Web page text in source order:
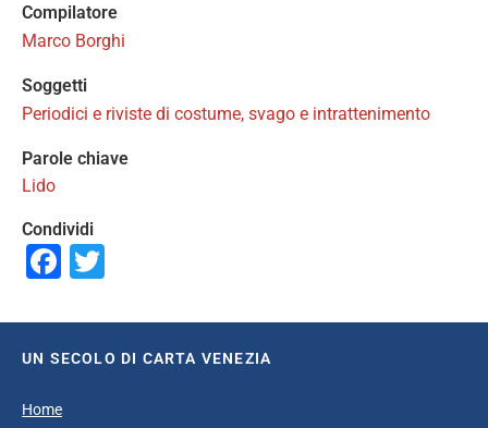
Compilatore
Marco Borghi
Soggetti
Periodici e riviste di costume, svago e intrattenimento
Parole chiave
Lido
Condividi
Facebook
UN SECOLO DI CARTA VENEZIA
Home